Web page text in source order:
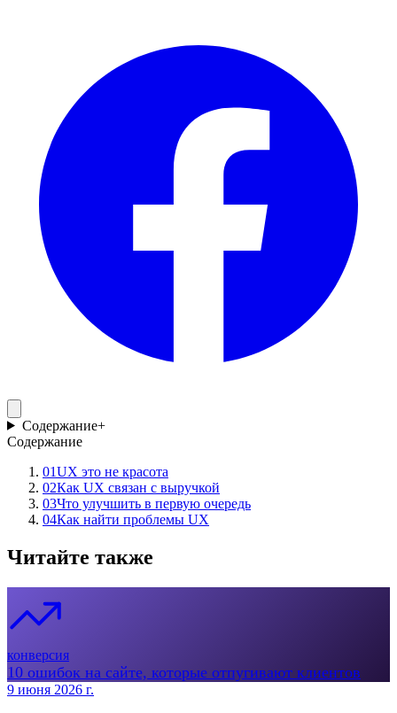
Содержание+
Содержание
01UX это не красота
02Как UX связан с выручкой
03Что улучшить в первую очередь
04Как найти проблемы UX
Читайте также
конверсия
10 ошибок на сайте, которые отпугивают клиентов
9 июня 2026 г.